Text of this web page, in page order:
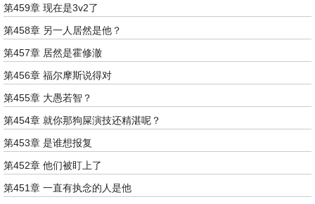
第459章 现在是3v2了
第458章 另一人居然是他？
第457章 居然是霍修澈
第456章 福尔摩斯说得对
第455章 大愚若智？
第454章 就你那狗屎演技还精湛呢？
第453章 是谁想报复
第452章 他们被盯上了
第451章 一直有执念的人是他